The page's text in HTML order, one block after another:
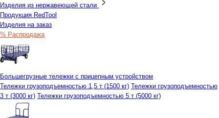
Изделия из нержавеющей стали
Продукция RedTool
Изделия на заказ
% Распродажа
Большегрузные тележки с прицепным устройством
Тележки грузоподъемностью 1,5 т (1500 кг) Тележки грузоподъемностью
3 т (3000 кг) Тележки грузоподъемностью 5 т (5000 кг)